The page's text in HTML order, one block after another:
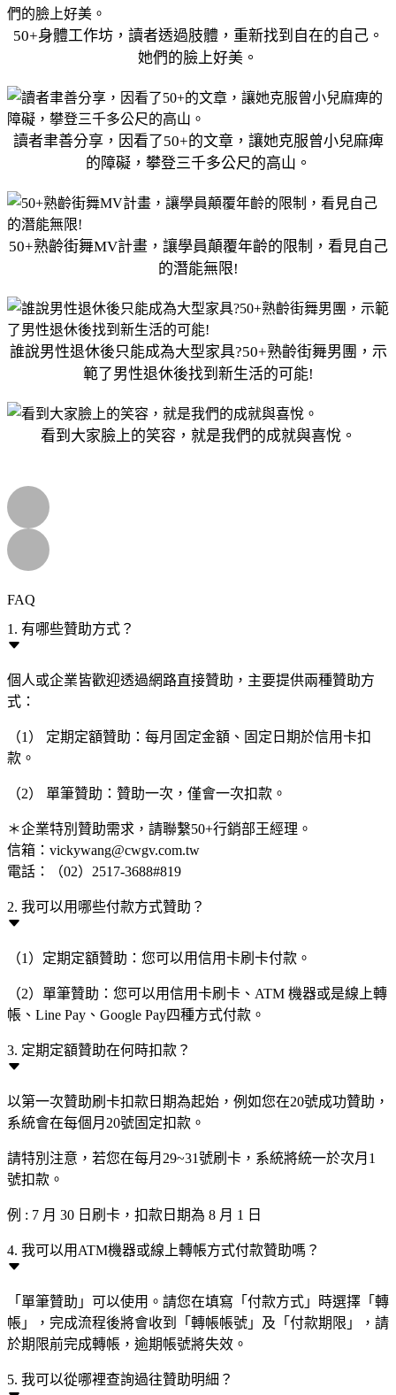
50+身體工作坊，讀者透過肢體，重新找到自在的自己。
她們的臉上好美。
讀者聿善分享，因看了50+的文章，讓她克服曾小兒麻痺
的障礙，攀登三千多公尺的高山。
50+熟齡街舞MV計畫，讓學員顛覆年齡的限制，看見自己
的潛能無限!
誰說男性退休後只能成為大型家具?50+熟齡街舞男團，示
範了男性退休後找到新生活的可能!
看到大家臉上的笑容，就是我們的成就與喜悅。
FAQ
1. 有哪些贊助方式？
個人或企業皆歡迎透過網路直接贊助，主要提供兩種贊助方
式：
（1） 定期定額贊助：每月固定金額、固定日期於信用卡扣
款。
（2） 單筆贊助：贊助一次，僅會一次扣款。
＊企業特別贊助需求，請聯繫50+行銷部王經理。
信箱：vickywang@cwgv.com.tw
電話：（02）2517-3688#819
2. 我可以用哪些付款方式贊助？
（1）定期定額贊助：您可以用信用卡刷卡付款。
（2）單筆贊助：您可以用信用卡刷卡、ATM 機器或是線上轉
帳、Line Pay、Google Pay四種方式付款。
3. 定期定額贊助在何時扣款？
以第一次贊助刷卡扣款日期為起始，例如您在20號成功贊助，
系統會在每個月20號固定扣款。
請特別注意，若您在每月29~31號刷卡，系統將統一於次月1
號扣款。
例 : 7 月 30 日刷卡，扣款日期為 8 月 1 日
4. 我可以用ATM機器或線上轉帳方式付款贊助嗎？
「單筆贊助」可以使用。請您在填寫「付款方式」時選擇「轉
帳」，完成流程後將會收到「轉帳帳號」及「付款期限」，請
於期限前完成轉帳，逾期帳號將失效。
5. 我可以從哪裡查詢過往贊助明細？